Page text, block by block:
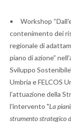
• Workshop
contenimento dei
regionale di
piano di azione”
Sviluppo
Umbria e FELCOS
l’attuazione della
l'intervento "La
strumento strategico